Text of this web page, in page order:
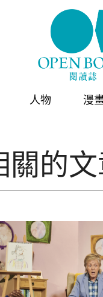
人物 漫
的